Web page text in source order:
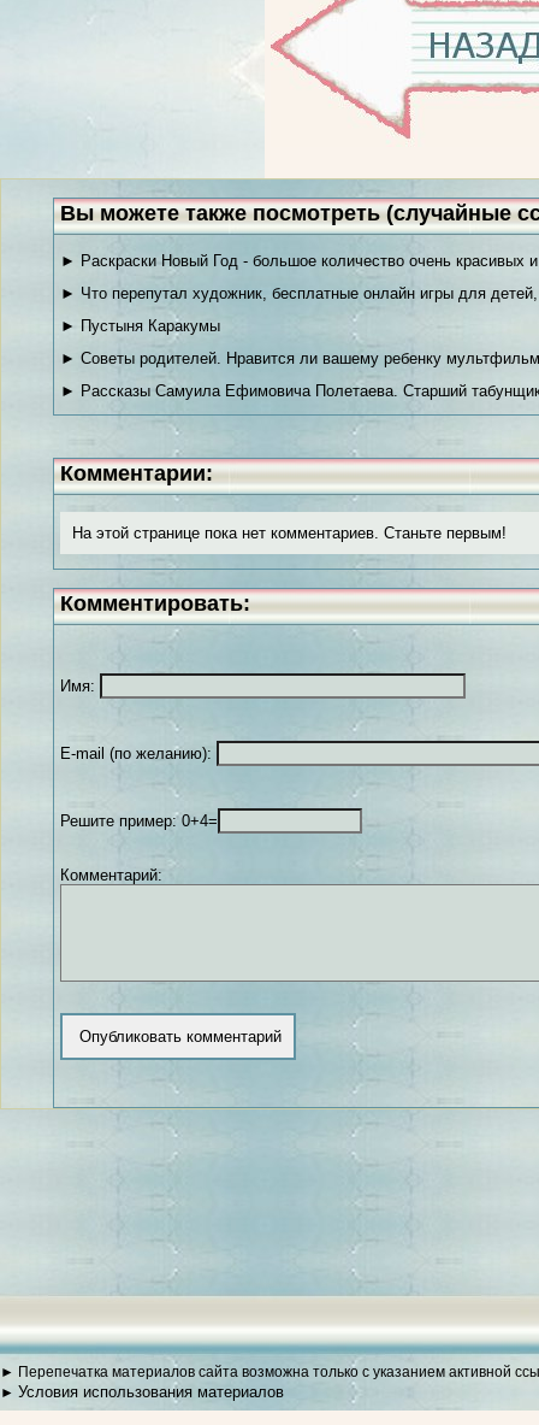
Вы можете также посмотреть (случайные
► Раскраски Новый Год - большое количество очень красивых
► Что перепутал художник, бесплатные онлайн игры для
► Пустыня Каракумы
► Советы родителей. Нравится ли вашему ребенку
► Рассказы Самуила Ефимовича Полетаева. Старший
Комментарии:
На этой странице пока нет комментариев. Станьте первым!
Комментировать:
Имя:
E-mail (по желанию):
Решите пример: 0+4=
Комментарий:
► Перепечатка материалов сайта возможна только с указанием активной
► Условия использования материалов